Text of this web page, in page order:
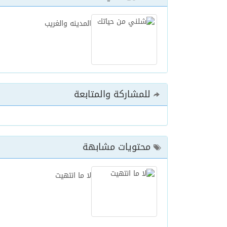
05/08/2026مفتى جمهورية مصر
المدينه والغريب
للمشاركة والمتابعة
محتويات مشابهة
لا ما انتهيت